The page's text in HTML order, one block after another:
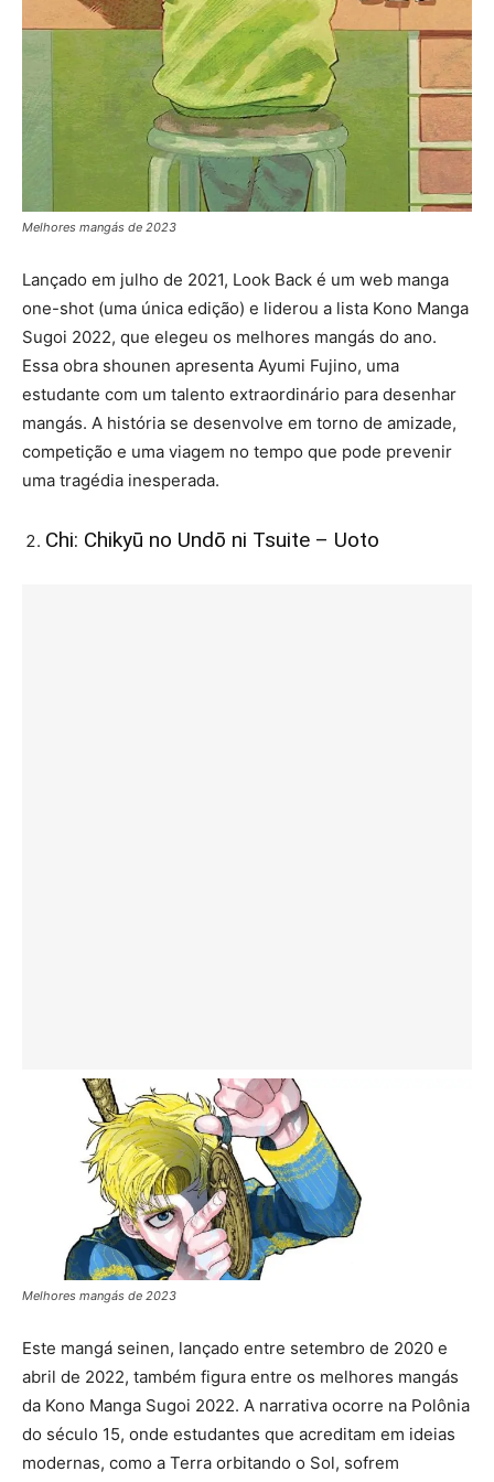
Melhores mangás de 2023
Lançado em julho de 2021, Look Back é um web manga
one-shot (uma única edição) e liderou a lista Kono Manga
Sugoi 2022, que elegeu os melhores mangás do ano.
Essa obra shounen apresenta Ayumi Fujino, uma
estudante com um talento extraordinário para desenhar
mangás. A história se desenvolve em torno de amizade,
competição e uma viagem no tempo que pode prevenir
uma tragédia inesperada.
Chi: Chikyū no Undō ni Tsuite – Uoto
Melhores mangás de 2023
Este mangá seinen, lançado entre setembro de 2020 e
abril de 2022, também figura entre os melhores mangás
da Kono Manga Sugoi 2022. A narrativa ocorre na Polônia
do século 15, onde estudantes que acreditam em ideias
modernas, como a Terra orbitando o Sol, sofrem